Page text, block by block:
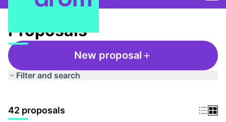
Proposals
New proposal
Filter and search
42 proposals